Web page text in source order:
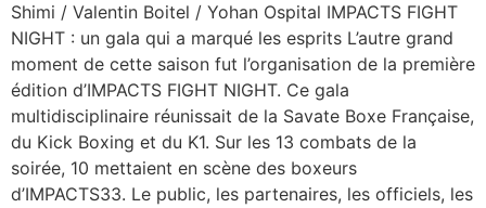
Shimi / Valentin Boitel / Yohan Ospital IMPACTS FIGHT
NIGHT : un gala qui a marqué les esprits L’autre grand
moment de cette saison fut l’organisation de la première
édition d’IMPACTS FIGHT NIGHT. Ce gala
multidisciplinaire réunissait de la Savate Boxe Française,
du Kick Boxing et du K1. Sur les 13 combats de la
soirée, 10 mettaient en scène des boxeurs
d’IMPACTS33. Le public, les partenaires, les officiels, les